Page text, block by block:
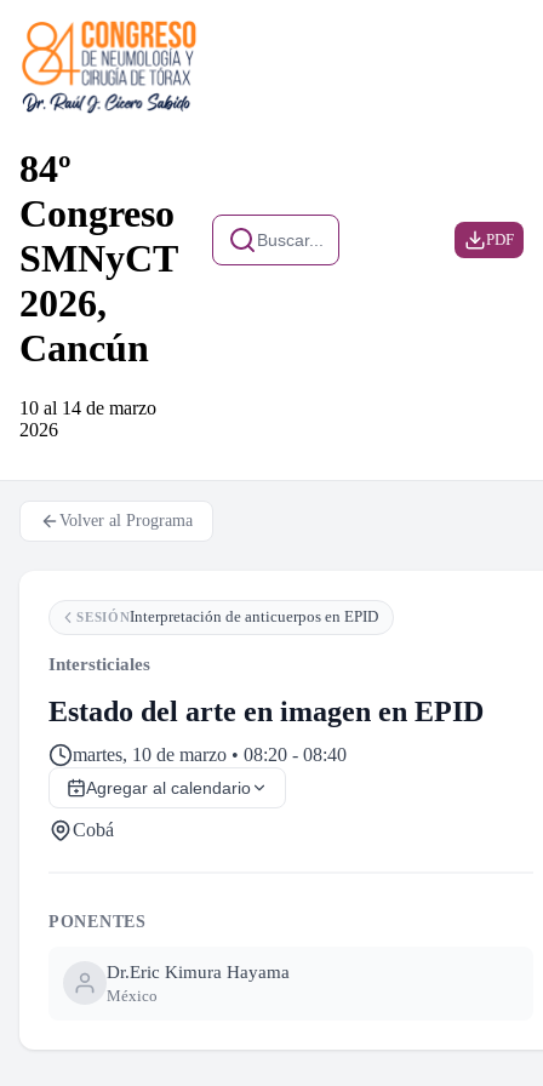
84º
Congreso
SMNyCT
2026,
Cancún
10 al 14 de marzo
2026
Buscar... PDF
Volver al Programa
SESIÓNInterpretación de anticuerpos en EPID
Intersticiales
Estado del arte en imagen en EPID
martes, 10 de marzo • 08:20 - 08:40
Agregar al calendario
Cobá
PONENTES
Dr.Eric Kimura Hayama
México